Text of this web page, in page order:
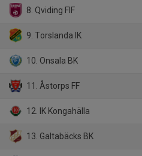
8. Qviding FIF
9. Torslanda IK
10. Onsala BK
11. Åstorps FF
12. IK Kongahälla
13. Galtabäcks BK